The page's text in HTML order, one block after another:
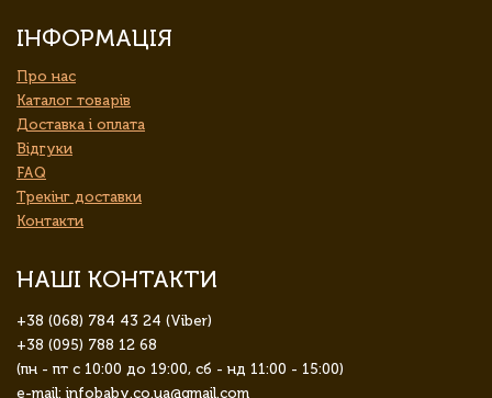
ІНФОРМАЦІЯ
Про нас
Каталог товарів
Доставка і оплата
Відгуки
FAQ
Трекінг доставки
Контакти
НАШІ КОНТАКТИ
+38 (068) 784 43 24 (Viber)
+38 (095) 788 12 68
(пн - пт с 10:00 до 19:00, сб - нд 11:00 - 15:00)
e-mail: infobaby.co.ua@gmail.com